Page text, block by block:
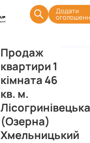
Додати
Продаж
квартири 1
кімната 46
кв. м.
Лісогринівецька
(Озерна)
Хмельницький